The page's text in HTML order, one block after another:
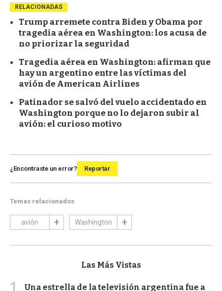
RELACIONADAS
Trump arremete contra Biden y Obama por
tragedia aérea en Washington: los acusa de
no priorizar la seguridad
Tragedia aérea en Washington: afirman que
hay un argentino entre las víctimas del
avión de American Airlines
Patinador se salvó del vuelo accidentado en
Washington porque no lo dejaron subir al
avión: el curioso motivo
¿Encontraste un error? Reportar
Temas relacionados
avión Washington
Las Más Vistas
Una estrella de la televisión argentina fue a